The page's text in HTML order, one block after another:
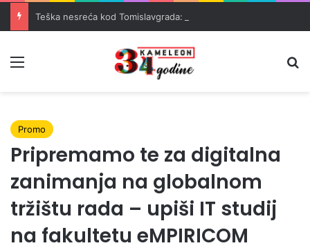
Promo
Pripremamo te za digitalna
zanimanja na globalnom
tržištu rada – upiši IT studij
na fakultetu eMPIRICOM